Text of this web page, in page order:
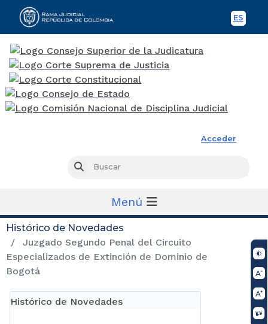
ES
Acceder
Buscar
Menú
Histórico de Novedades
Juzgado Segundo Penal del Circuito
Especializados de Extinción de Dominio de
Bogotá
Histórico de Novedades